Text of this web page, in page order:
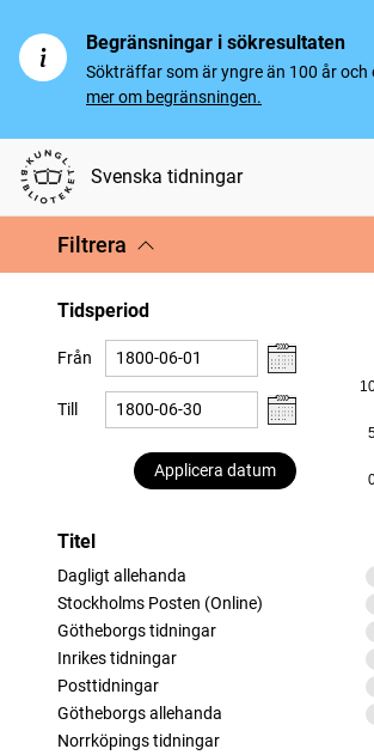
Begränsningar i sökresultaten
Sökträffar som är yngre än 100 år
mer om begränsningen.
Svenska tidningar
Filtrera
Tidsperiod
Från
Till
Applicera datum
Titel
Dagligt allehanda
träffar
Stockholms Posten (Online)
träffar
Götheborgs tidningar
träffar
Inrikes tidningar
träffar
Posttidningar
träffar
Götheborgs allehanda
träffar
Norrköpings tidningar